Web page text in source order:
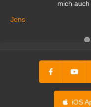
mich
Jens
iOS